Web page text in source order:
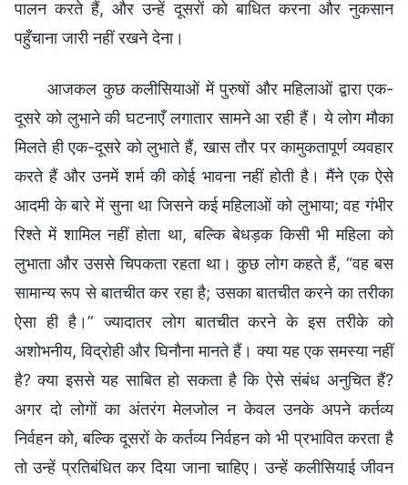
पालन करते हैं, और उन्हें दूसरों को बाधित करना और नुकसान
पहुँचाना जारी नहीं रखने देना।
आजकल कुछ कलीसियाओं में पुरुषों और महिलाओं द्वारा एक-
दूसरे को लुभाने की घटनाएँ लगातार सामने आ रही हैं। ये लोग मौका
मिलते ही एक-दूसरे को लुभाते हैं, खास तौर पर कामुकतापूर्ण व्यवहार
करते हैं और उनमें शर्म की कोई भावना नहीं होती है। मैंने एक ऐसे
आदमी के बारे में सुना था जिसने कई महिलाओं को लुभाया; वह गंभीर
रिश्ते में शामिल नहीं होता था, बल्कि बेधड़क किसी भी महिला को
लुभाता और उससे चिपकता रहता था। कुछ लोग कहते हैं, “वह बस
सामान्य रूप से बातचीत कर रहा है; उसका बातचीत करने का तरीका
ऐसा ही है।” ज्यादातर लोग बातचीत करने के इस तरीके को
अशोभनीय, विद्रोही और घिनौना मानते हैं। क्या यह एक समस्या नहीं
है? क्या इससे यह साबित हो सकता है कि ऐसे संबंध अनुचित हैं?
अगर दो लोगों का अंतरंग मेलजोल न केवल उनके अपने कर्तव्य
निर्वहन को, बल्कि दूसरों के कर्तव्य निर्वहन को भी प्रभावित करता है
तो उन्हें प्रतिबंधित कर दिया जाना चाहिए। उन्हें कलीसियाई जीवन